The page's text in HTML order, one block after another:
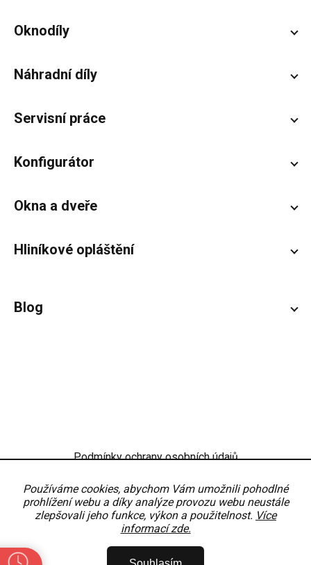
Používáme cookies, abychom Vám umožnili pohodlné
prohlížení webu a díky analýze provozu webu neustále
zlepšovali jeho funkce, výkon a použitelnost. Více
informací zde.
Zápatí
Oknodíly
Náhradní díly
Servisní práce
Konfigurátor
Okna a dveře
Hliníkové opláštění
Blog
Podmínky ochrany osobních údajů
Nastavení
Copyright 2026 . Všechna práva vyhrazena.